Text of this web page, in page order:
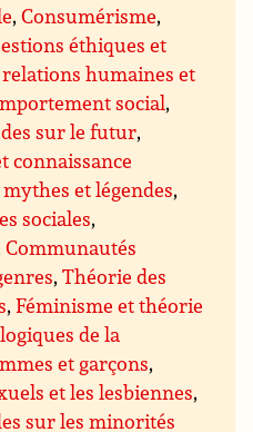
,Consumérisme,
éthiques et
relations humaines et
social,
sur le futur,
connaissance
et légendes,
sociales,
Communautés
,Théorie des
,Féminisme et théorie
de la
et garçons,
et les lesbiennes,
sur les minorités